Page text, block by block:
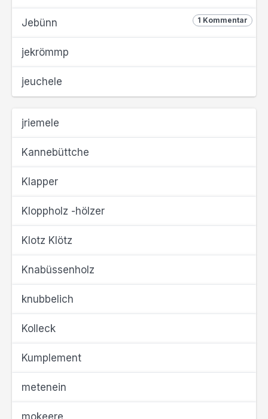
1 Kommentar
Jebünn
jekrömmp
jeuchele
jriemele
Kannebüttche
Klapper
Kloppholz -hölzer
Klotz Klötz
Knabüssenholz
knubbelich
Kolleck
Kumplement
metenein
mokeere